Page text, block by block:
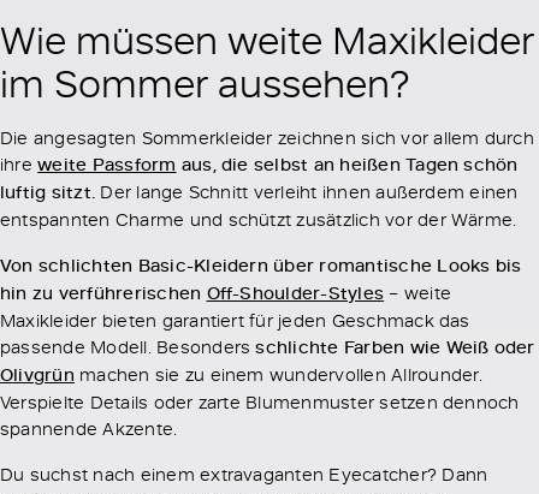
Wie müssen weite Maxikleider
im Sommer aussehen?
Die angesagten Sommerkleider zeichnen sich vor allem durch
ihreweite Passform aus, die selbst an heißen Tagen schön
luftig sitzt. Der lange Schnitt verleiht ihnen außerdem einen
entspannten Charme und schützt zusätzlich vor der Wärme.
Von schlichten Basic-Kleidern über romantische Looks bis
hin zu verführerischen Off-Shoulder-Styles – weite
Maxikleider bieten garantiert für jeden Geschmack das
passende Modell. Besondersschlichte Farben wie Weiß oder
Olivgrün machen sie zu einem wundervollen Allrounder.
Verspielte Details oder zarte Blumenmuster setzen dennoch
spannende Akzente.
Du suchst nach einem extravaganten Eyecatcher? Dann